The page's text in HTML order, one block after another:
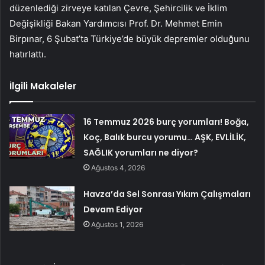
düzenlediği zirveye katılan Çevre, Şehircilik ve İklim
Değişikliği Bakan Yardımcısı Prof. Dr. Mehmet Emin
Birpınar, 6 Şubat’ta Türkiye’de büyük depremler olduğunu
hatırlattı.
İlgili Makaleler
16 Temmuz 2026 burç yorumları! Boğa,
Koç, Balık burcu yorumu… AŞK, EVLİLİK,
SAĞLIK yorumları ne diyor?
Ağustos 4, 2026
Havza’da Sel Sonrası Yıkım Çalışmaları
Devam Ediyor
Ağustos 1, 2026